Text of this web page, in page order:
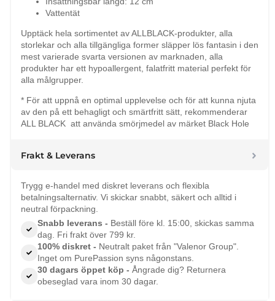
Vattentät
Upptäck hela sortimentet av ALLBLACK-produkter, alla
storlekar och alla tillgängliga former släpper lös fantasin i den
mest varierade svarta versionen av marknaden, alla
produkter har ett hypoallergent, falatfritt material perfekt för
alla målgrupper.
* För att uppnå en optimal upplevelse och för att kunna njuta
av den på ett behagligt och smärtfritt sätt, rekommenderar
ALL BLACK att använda smörjmedel av märket Black Hole
Frakt & Leverans
Trygg e-handel med diskret leverans och flexibla
betalningsalternativ. Vi skickar snabbt, säkert och alltid i
neutral förpackning.
Snabb leverans - Beställ före kl. 15:00, skickas samma
dag. Fri frakt över 799 kr.
100% diskret - Neutralt paket från "Valenor Group".
Inget om PurePassion syns någonstans.
30 dagars öppet köp - Ångrade dig? Returnera
obeseglad vara inom 30 dagar.